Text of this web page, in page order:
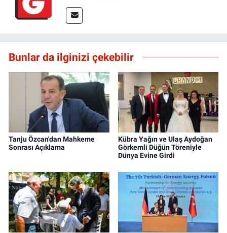
Bunlar da ilginizi çekebilir
Tanju Özcan'dan Mahkeme
Sonrası Açıklama
Kübra Yağın ve Ulaş Aydoğan
Görkemli Düğün Töreniyle
Dünya Evine Girdi